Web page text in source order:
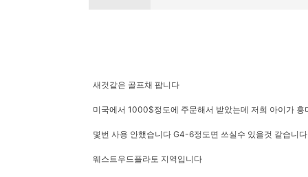
새것같은 골프채 팝니다
미국에서 1000$정도에 주문해서 받았는데 저희 아이가 흥
몇번 사용 안했습니다 G4-6정도면 쓰실수 있을것 같습니
웨스트우드플라토 지역입니다